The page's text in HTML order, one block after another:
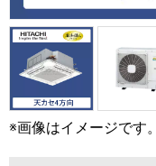
※画像はイメージです。